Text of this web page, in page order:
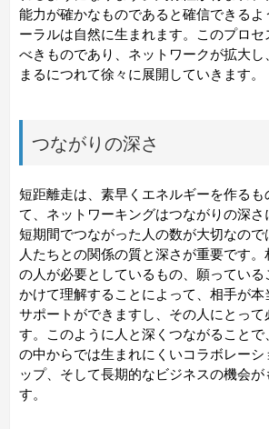
能力が確かなものであると確信できる
ーラルは自然に生まれます。このプロ
べきものであり、ネットワークが拡大
まるにつれて徐々に展開していきます。
つながりの深さ
短距離走は、素早くエネルギーを作るも
て、ネットワーキングはつながりの深さ
短期間でつながった人の数が大切なの
人たちとの関係の質と深さが重要です
の人が必要としているもの、願ってい
かけて理解することによって、相手が
サポートができますし、その人にとって
す。このように人と深くつながること
の中からでは生まれにくいコラボレー
ップ、そして長期的なビジネスの機会
す。